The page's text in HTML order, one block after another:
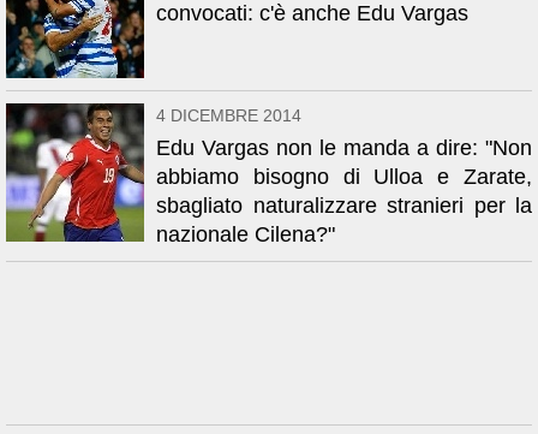
convocati: c'è anche Edu Vargas
4 DICEMBRE 2014
Edu Vargas non le manda a dire: "Non
abbiamo bisogno di Ulloa e Zarate,
sbagliato naturalizzare stranieri per la
nazionale Cilena?"